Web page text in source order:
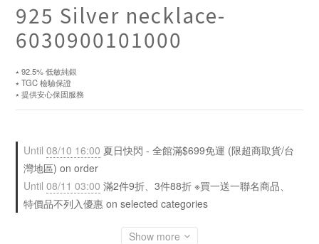
925 Silver necklace-
6030900101000
⭑ 92.5% 低敏純銀
⭑ TGC 檢驗保證
⭑ 提供安心保固服務
Until 08/10 16:00 夏日快閃 - 全館滿$699免運 (限超商取貨/台
灣地區) on order
Until 08/11 03:00 滿2件9折、3件88折 ※買一送一聯名商品、
特價品不列入優惠 on selected categories
Show more